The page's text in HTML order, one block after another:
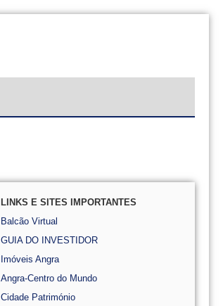
LINKS E SITES IMPORTANTES
Balcão Virtual
GUIA DO INVESTIDOR
Imóveis Angra
Angra-Centro do Mundo
Cidade Património